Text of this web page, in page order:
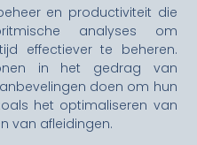
en productiviteit die
analyses om
effectiever te beheren.
in het gedrag van
doen om hun
het optimaliseren van
van afleidingen.